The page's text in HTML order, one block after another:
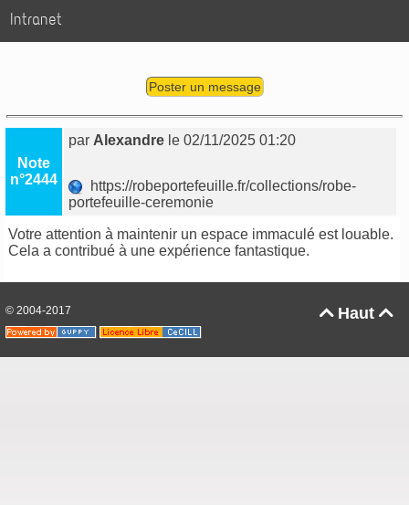
Intranet
Poster un message
Note
n°2444
par Alexandre le 02/11/2025 01:20
https://robeportefeuille.fr/collections/robe-
portefeuille-ceremonie
Votre attention à maintenir un espace immaculé est louable.
Cela a contribué à une expérience fantastique.
Haut 
© 2004-2017